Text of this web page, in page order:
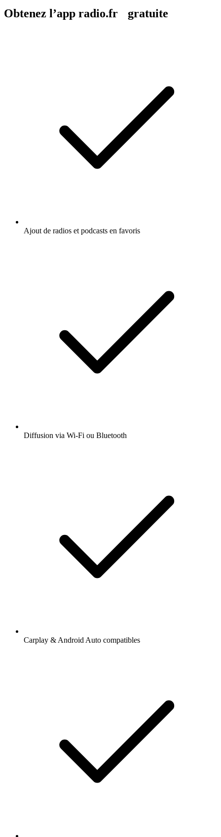
Obtenez l’app radio.fr gratuite
Ajout de radios et podcasts en favoris
Diffusion via Wi-Fi ou Bluetooth
Carplay & Android Auto compatibles